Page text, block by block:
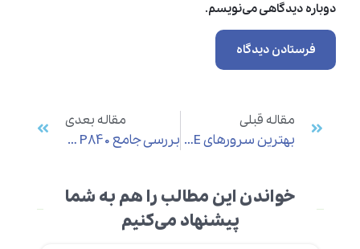
دوباره دیدگاهی می‌نویسم.
مقاله قبلی
بهترین سرورهای HPE برای کولوکیشن در دیتاسنتر
مقاله بعدی
بررسی جامع HPE RAID Controller P840 و P840ar
خواندن این مطالب را هم به شما
پیشنهاد می‌کنیم